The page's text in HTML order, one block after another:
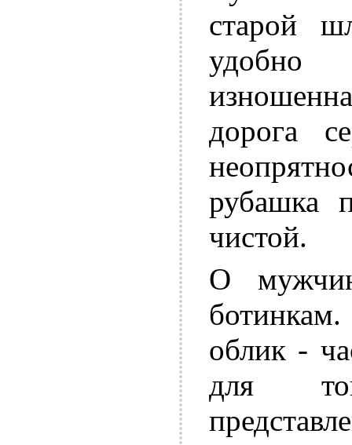
старой
удобно
дорога
рубашка
чистой.
О
облик -
для